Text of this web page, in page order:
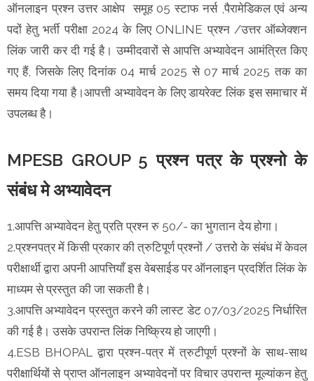
ऑनलाइन प्रश्न उत्तर आक्षेप समूह 05 स्टाफ नर्स ,पैरामेडिकल एवं अन्य
पदों हेतु भर्ती परीक्षा 2024 के लिए ONLINE प्रश्न /उत्तर ऑब्जेक्शन
लिंक जारी कर दी गई है। उम्मीदवारों से आपत्ति अभ्यावेदन आमंत्रित किए
गए हैं, जिसके लिए दिनांक 04 मार्च 2025 से 07 मार्च 2025 तक का
समय दिया गया है।आपत्ती अभ्यावेदन के लिए डायरेक्ट लिंक इस समाचार में
उपलब्ध है।
MPESB GROUP 5 प्रश्‍न पत्र के प्रश्‍नो के
संबंध मे अभ्यावेदन
1.आपत्ति अभ्यावेदन हेतु प्रति प्रश्न रु 50/- का भुगतान देय होगा।
2.प्रश्‍नपत्र में किसी प्रकार की त्रुटिपूर्ण प्रश्नों / उत्तरो के संबंध में केवल
परीक्षार्थी द्वारा अपनी आपत्तियाँ इस वेबसाईड पर ऑनलाइन प्रदर्शित लिंक के
माध्यम से प्रस्तुत की जा सकती है।
3.आपत्ति अभ्यावेदन प्रस्तुत करने की लास्ट डेट 07/03/2025 निर्धारित
की गई है। उसके उपरान्त लिंक निष्क्रिय हो जाएगी।
4.ESB BHOPAL द्वारा प्रश्‍न-पत्र में त्रुटीपूर्ण प्रश्नों के साथ-साथ
परीक्षार्थियों से प्राप्त ऑनलाइन अभ्यावेदनों पर विचार उपरान्त मूल्यांकन हेतु